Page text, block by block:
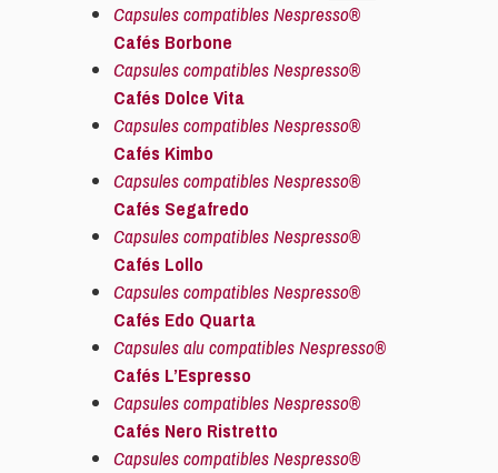
Capsules compatibles Nespresso®
Cafés Borbone
Capsules compatibles Nespresso®
Cafés Dolce Vita
Capsules compatibles Nespresso®
Cafés Kimbo
Capsules compatibles Nespresso®
Cafés Segafredo
Capsules compatibles Nespresso®
Cafés Lollo
Capsules compatibles Nespresso®
Cafés Edo Quarta
Capsules alu compatibles Nespresso®
Cafés L’Espresso
Capsules compatibles Nespresso®
Cafés Nero Ristretto
Capsules compatibles Nespresso®